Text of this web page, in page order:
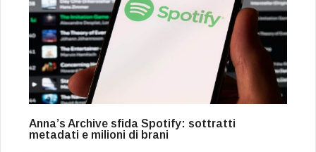
Anna’s Archive sfida Spotify: sottratti
metadati e milioni di brani